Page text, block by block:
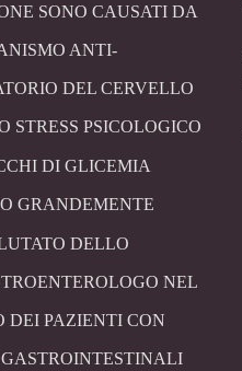
SONO CAUSATI DA
ANTI-
DEL CERVELLO
STRESS PSICOLOGICO
DI GLICEMIA
GRANDEMENTE
DELLO
NEL
DEI PAZIENTI CON